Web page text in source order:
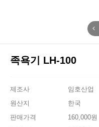
족욕기 LH-100
제조사
임호산업
원산지
한국
판매가격
160,000원